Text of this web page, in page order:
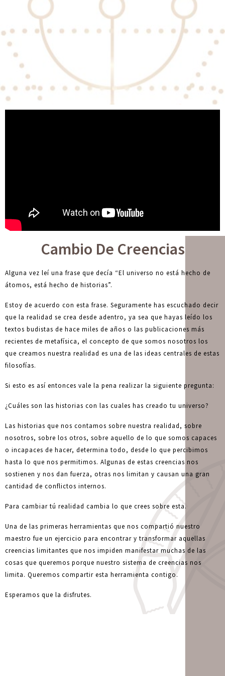
Cambio De Creencias
Alguna vez leí una frase que decía “El universo no está hecho de
átomos, está hecho de historias”.
Estoy de acuerdo con esta frase. Seguramente has escuchado decir
que la realidad se crea desde adentro, ya sea que hayas leído los
textos budistas de hace miles de años o las publicaciones más
recientes de metafísica, el concepto de que somos nosotros los
que creamos nuestra realidad es una de las ideas centrales de estas
filosofías.
Si esto es así entonces vale la pena realizar la siguiente pregunta:
¿Cuáles son las historias con las cuales has creado tu universo?
Las historias que nos contamos sobre nuestra realidad, sobre
nosotros, sobre los otros, sobre aquello de lo que somos capaces
o incapaces de hacer, determina todo, desde lo que percibimos
hasta lo que nos permitimos. Algunas de estas creencias nos
sostienen y nos dan fuerza, otras nos limitan y causan una gran
cantidad de conflictos internos.
Para cambiar tú realidad cambia lo que crees sobre esta.
Una de las primeras herramientas que nos compartió nuestro
maestro fue un ejercicio para encontrar y transformar aquellas
creencias limitantes que nos impiden manifestar muchas de las
cosas que queremos porque nuestro sistema de creencias nos
limita. Queremos compartir esta herramienta contigo.
Esperamos que la disfrutes.